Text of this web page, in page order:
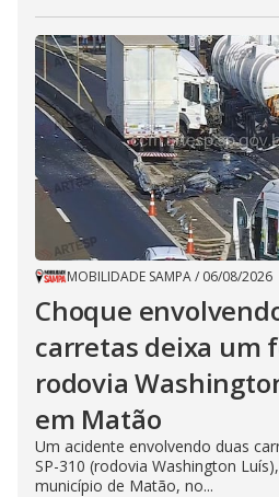
MOBILIDADE SAMPA/ 06/08/2026
Choque
carretas deixa um
rodovia
em Matão
Um acidente envolvendo duas
SP-310 (rodovia Washington
município de Matão, no...